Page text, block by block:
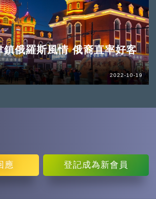
鎮俄羅斯風情 俄裔直率好客
2022-10-19
應 登記成為新會員